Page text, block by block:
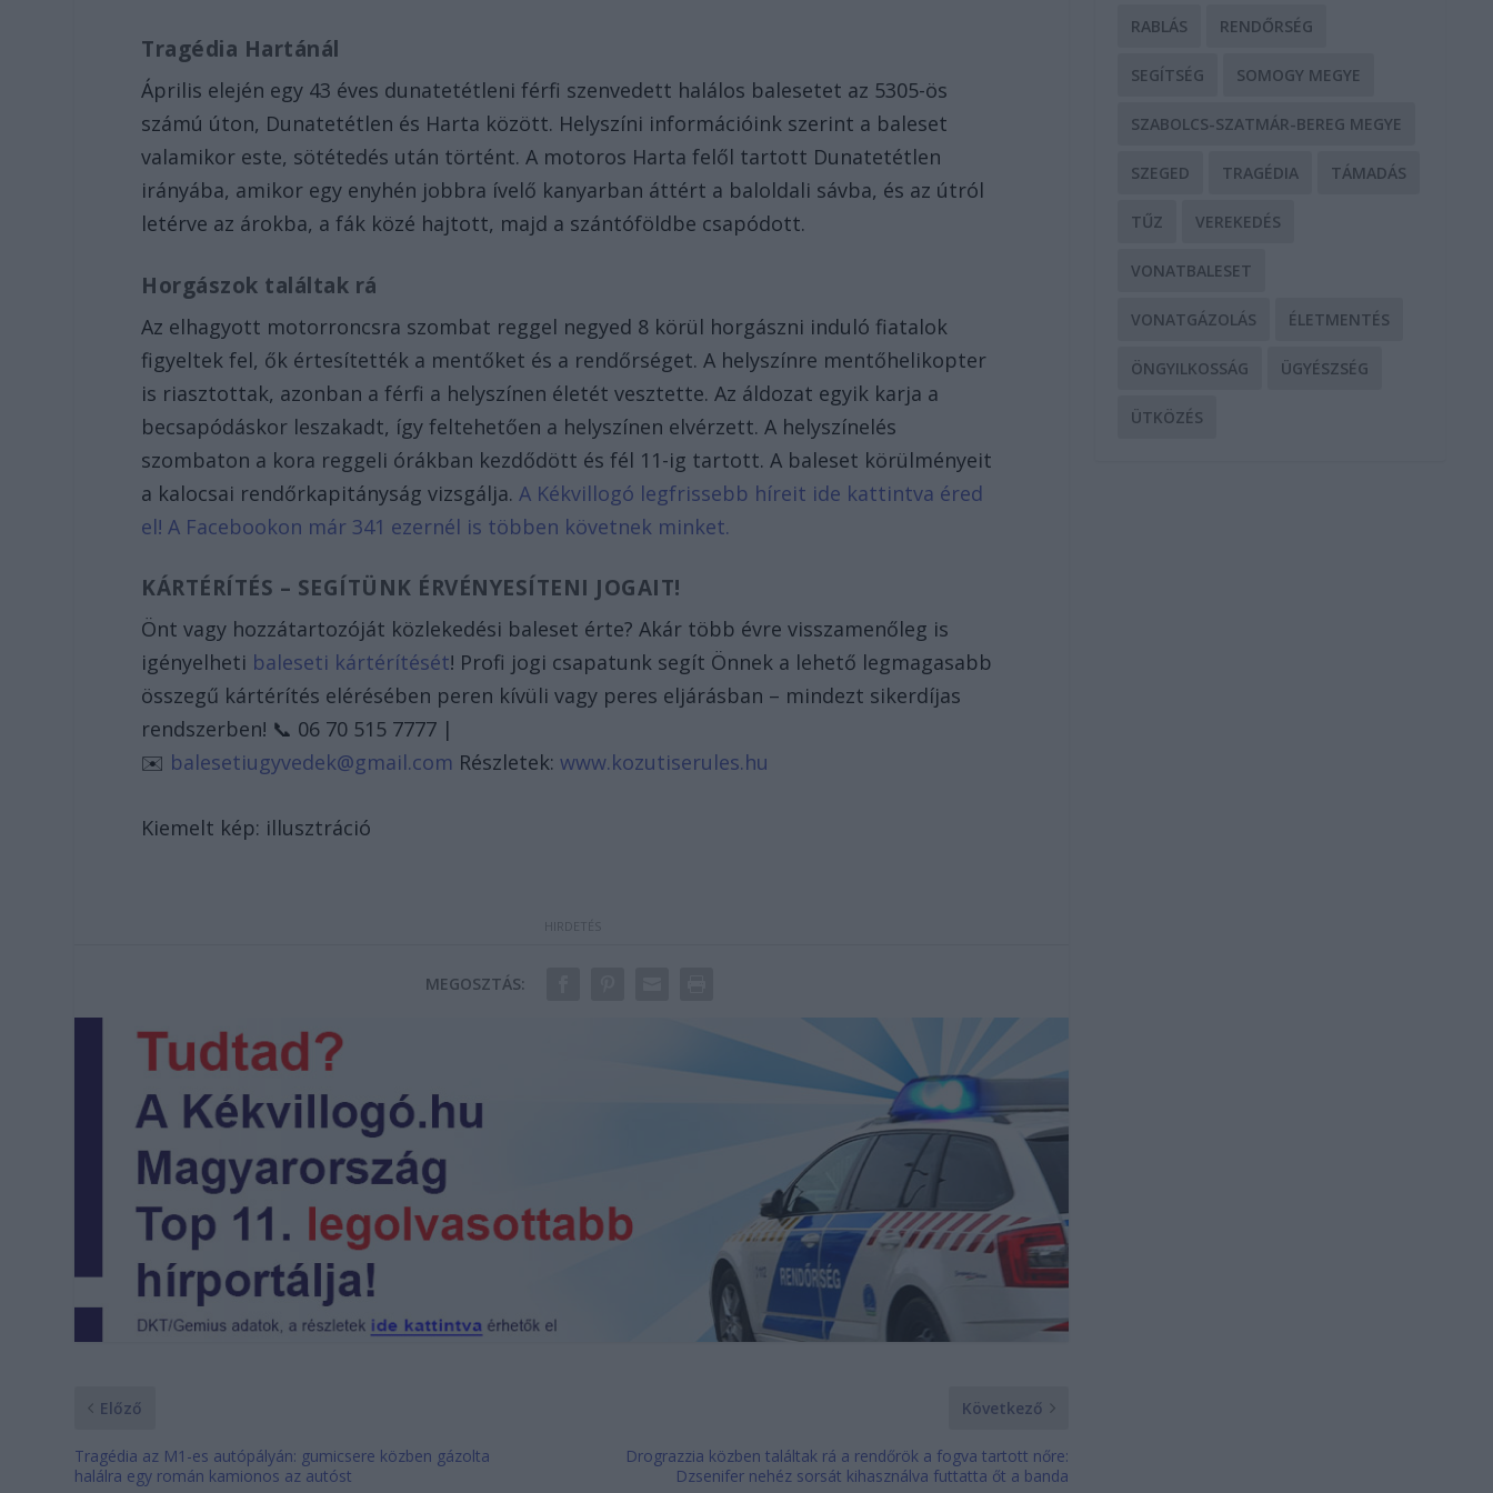
Tragédia Hartánál
Április elején egy 43 éves dunatetétleni férfi szenvedett halálos balesetet az 5305-ös
számú úton, Dunatetétlen és Harta között. Helyszíni információink szerint a baleset
valamikor este, sötétedés után történt. A motoros Harta felől tartott Dunatetétlen
irányába, amikor egy enyhén jobbra ívelő kanyarban áttért a baloldali sávba, és az útról
letérve az árokba, a fák közé hajtott, majd a szántóföldbe csapódott.
Horgászok találtak rá
Az elhagyott motorroncsra szombat reggel negyed 8 körül horgászni induló fiatalok
figyeltek fel, ők értesítették a mentőket és a rendőrséget. A helyszínre mentőhelikopter
is riasztottak, azonban a férfi a helyszínen életét vesztette. Az áldozat egyik karja a
becsapódáskor leszakadt, így feltehetően a helyszínen elvérzett. A helyszínelés
szombaton a kora reggeli órákban kezdődött és fél 11-ig tartott. A baleset körülményeit
a kalocsai rendőrkapitányság vizsgálja. A Kékvillogó legfrissebb híreit ide kattintva éred
el! A Facebookon már 341 ezernél is többen követnek minket.
KÁRTÉRÍTÉS – SEGÍTÜNK ÉRVÉNYESÍTENI JOGAIT!
Önt vagy hozzátartozóját közlekedési baleset érte? Akár több évre visszamenőleg is
igényelheti baleseti kártérítését! Profi jogi csapatunk segít Önnek a lehető legmagasabb
összegű kártérítés elérésében peren kívüli vagy peres eljárásban – mindezt sikerdíjas
rendszerben! 📞 06 70 515 7777 |
✉️ balesetiugyvedek@gmail.com Részletek:www.kozutiserules.hu
Kiemelt kép: illusztráció
MEGOSZTÁS:
Előző
Tragédia az M1-es autópályán: gumicsere közben gázolta
halálra egy román kamionos az autóst
Következő
Drograzzia közben találtak rá a rendőrök a fogva tartott nőre:
Dzsenifer nehéz sorsát kihasználva futtatta őt a banda
RABLÁS RENDŐRSÉG
SEGÍTSÉG SOMOGY MEGYE
SZABOLCS-SZATMÁR-BEREG MEGYE
SZEGED TRAGÉDIA TÁMADÁS
TŰZ VEREKEDÉS
VONATBALESET
VONATGÁZOLÁS ÉLETMENTÉS
ÖNGYILKOSSÁG ÜGYÉSZSÉG
ÜTKÖZÉS